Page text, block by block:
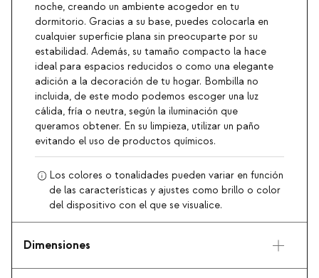
noche, creando un ambiente acogedor en tu
dormitorio. Gracias a su base, puedes colocarla en
cualquier superficie plana sin preocuparte por su
estabilidad. Además, su tamaño compacto la hace
ideal para espacios reducidos o como una elegante
adición a la decoración de tu hogar. Bombilla no
incluida, de este modo podemos escoger una luz
cálida, fría o neutra, según la iluminación que
queramos obtener. En su limpieza, utilizar un paño
evitando el uso de productos químicos.
Los colores o tonalidades pueden variar en función
de las características y ajustes como brillo o color
del dispositivo con el que se visualice.
Dimensiones